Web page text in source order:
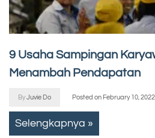
9 Usaha Sampingan
Menambah Pendapatan
ByJuvie Do Posted on February 10, 2022
Selengkapnya »